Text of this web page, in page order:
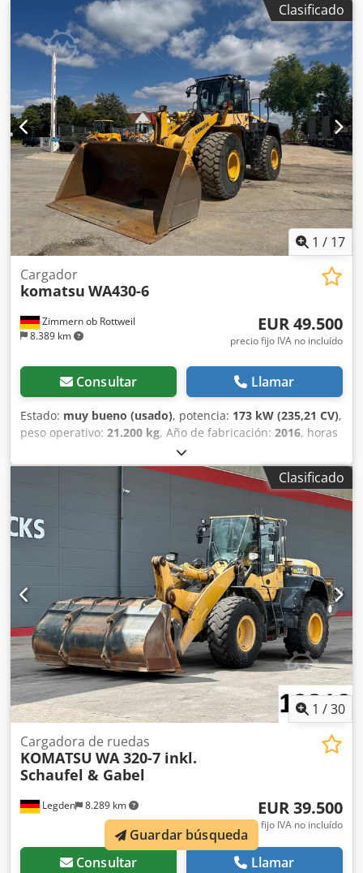
23.5 R25 L3 Dkedpfx Aex Trk Ujmxsr CE
Clasificado
1 / 17
Zimmern ob Rottweil
8.389 km
Cargador
komatsu WA430-6
EUR 49.500
precio fijo IVA no incluído
Consultar Llamar
Estado: muy bueno (usado), potencia: 173 kW (235,21 CV),
peso operativo: 21.200 kg, Año de fabricación: 2016, horas
, Equipamiento:
acondicionado, pala estándar, Komatsu WA430-6 Año de
fabricación: 2016 Horas de funcionamiento: 8296 horas
Cabina cerrada Aire acondicionado Radio Báscula Pfreundt
WK 50-XS Cámara de visión trasera Sistema de lubricación
centralizada Tamaño de los neumáticos: 23,5R25; estado:
aproximadamente del 60-70 % Cazo: 3,7 m³ Motor: 173 kW
Certificación CE Dimensiones para el transporte: 8,4 x 3 x
3,5 m Peso en funcionamiento: 21,2 toneladas. Dsdpfozr
Ifijx Amxokr
Clasificado
1 /30
Legden 8.289 km
Cargadora de ruedas
KOMATSU WA 320-7 inkl.
Schaufel & Gabel
EUR 39.500
precio fijo IVA no incluído
Consultar Llamar
Guardar búsqueda